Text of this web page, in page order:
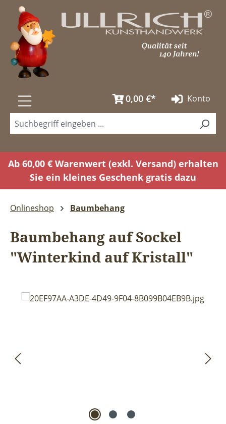
Zum Hauptinhalt springen
0,00 €* Konto
Ab 60,00 € Warenwert (exkl. Versand) erhalten
Sie ein kleines Geschenk gratis dazu
Onlineshop Baumbehang
Baumbehang auf Sockel
"Winterkind auf Kristall"
Bildergalerie überspringen